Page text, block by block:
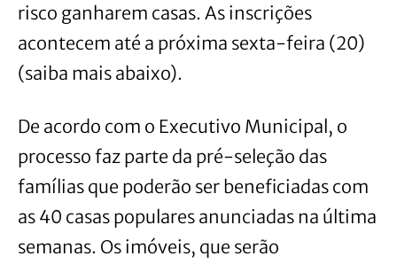
risco ganharem casas. As inscrições
acontecem até a próxima sexta-feira (20)
(saiba mais abaixo).
De acordo com o Executivo Municipal, o
processo faz parte da pré-seleção das
famílias que poderão ser beneficiadas com
as 40 casas populares anunciadas na última
semanas. Os imóveis, que serão